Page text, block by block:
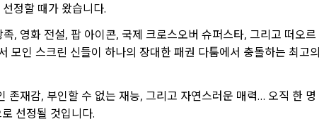
정할 때가 왔습니다.
, 영화 전설, 팝 아이콘, 국제 크로스오버 슈퍼스타, 그리고 떠오르
모인 스크린 신들이 하나의 장대한 패권 다툼에서 충돌하는 최고의
존재감, 부인할 수 없는 재능, 그리고 자연스러운 매력… 오직 한 명
선정될 것입니다.